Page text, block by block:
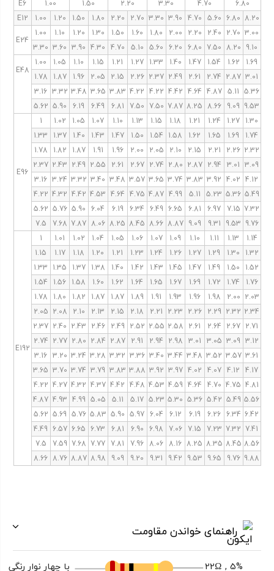
6.80
4.70
3.30
2.20
1.50
1.00
E6
8.20
6.80
5.60
4.70
3.90
3.30
2.70
2.20
1.80
1.50
1.20
1.00
E12
3.00
2.70
2.40
2.20
2.00
1.80
1.60
1.50
1.30
1.20
1.10
1.00
E24
9.10
8.20
7.50
6.80
6.20
5.60
5.10
4.70
4.30
3.90
3.60
3.30
1.69
1.62
1.54
1.47
1.40
1.33
1.27
1.21
1.15
1.10
1.05
1.00
E48
3.01
2.87
2.74
2.61
2.49
2.37
2.26
2.15
2.05
1.96
1.87
1.78
5.36
5.11
4.87
4.64
4.42
4.22
4.22
3.83
3.65
3.48
3.32
3.16
9.53
9.09
8.66
8.25
7.87
7.50
7.50
6.81
6.49
6.19
5.90
5.62
1.30
1.27
1.24
1.21
1.18
1.15
1.13
1.10
1.07
1.05
1.02
1
E96
1.74
1.69
1.65
1.62
1.58
1.54
1.50
1.47
1.43
1.40
1.37
1.33
2.32
2.26
2.21
2.15
2.10
2.05
2.00
1.96
1.91
1.87
1.82
1.78
3.09
3.01
2.94
2.87
2.80
2.74
2.67
2.61
2.55
2.49
2.43
2.37
4.12
4.02
3.92
3.83
3.74
3.65
3.57
3.48
3.40
3.32
3.24
3.16
5.49
5.36
5.23
5.11
4.99
4.87
4.75
4.64
4.53
4.42
4.32
4.22
7.32
7.15
6.97
6.81
6.65
6.49
6.34
6.19
6.04
5.90
5.76
5.62
9.76
9.53
9.31
9.09
8.87
8.66
8.45
8.25
8.06
7.87
7.68
7.5
1.14
1.13
1.11
1.10
1.09
1.07
1.06
1.05
1.04
1.02
1.01
1
E192
1.32
1.30
1.29
1.27
1.26
1.24
1.23
1.21
1.20
1.18
1.17
1.15
1.52
1.50
1.49
1.47
1.45
1.43
1.42
1.40
1.38
1.37
1.35
1.33
1.76
1.74
1.72
1.69
1.67
1.65
1.64
1.62
1.60
1.58
1.56
1.54
2.03
2.00
1.98
1.96
1.93
1.91
1.89
1.87
1.87
1.82
1.80
1.78
2.34
2.32
2.29
2.26
2.23
2.21
2.18
2.15
2.13
2.10
2.08
2.05
2.71
2.67
2.64
2.61
2.58
2.55
2.52
2.49
2.46
2.43
2.40
2.37
3.12
3.09
3.05
3.01
2.98
2.94
2.91
2.87
2.84
2.80
2.77
2.74
3.61
3.57
3.52
3.48
3.44
3.40
3.36
3.32
3.28
3.24
3.20
3.16
4.17
4.12
4.07
4.02
3.97
3.92
3.88
3.83
3.79
3.74
3.70
3.65
4.81
4.75
4.70
4.64
4.59
4.53
4.48
4.42
4.37
4.32
4.27
4.22
5.56
5.49
5.42
5.36
5.30
5.23
5.17
5.11
5.05
4.99
4.93
4.87
6.42
6.34
6.26
6.19
6.12
6.04
5.97
5.90
5.83
5.76
5.69
5.62
7.41
7.32
7.23
7.15
7.06
6.98
6.90
6.81
6.73
6.65
6.57
4.49
8.56
8.45
8.35
8.25
8.16
8.06
7.96
7.81
7.77
7.68
7.59
7.5
9.88
9.76
9.65
9.53
9.42
9.31
9.20
9.09
8.98
8.87
8.76
8.66
راهنمای خواندن مقاومت
با چهار نوار رنگی 22Ω , 5%